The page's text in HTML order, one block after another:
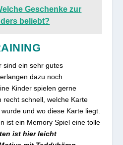
Geschenke zur
beliebt?
sind ein sehr gutes
dazu noch
Kinder spielen gerne
recht schnell, welche Karte
und wo diese Karte liegt.
ist ein Memory Spiel eine tolle
ist hier leicht